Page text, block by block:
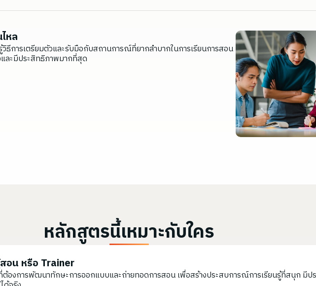
หล
วิธีการเตรียมตัวและรับมือกับสถานการณ์ที่ยากลำบากในการเรียนการสอน
ละมีประสิทธิภาพมากที่สุด
หลักสูตรนี้เหมาะกับใคร
อน หรือ Trainer
องการพัฒนาทักษะการออกแบบและถ่ายทอดการสอน เพื่อสร้างประสบการณ์การเรียนรู้ที่สนุก มีป